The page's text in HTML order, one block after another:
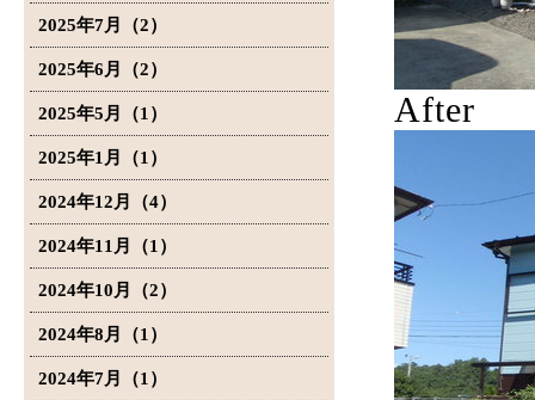
2025年7月（2）
2025年6月（2）
2025年5月（1）
2025年1月（1）
2024年12月（4）
2024年11月（1）
2024年10月（2）
2024年8月（1）
2024年7月（1）
After